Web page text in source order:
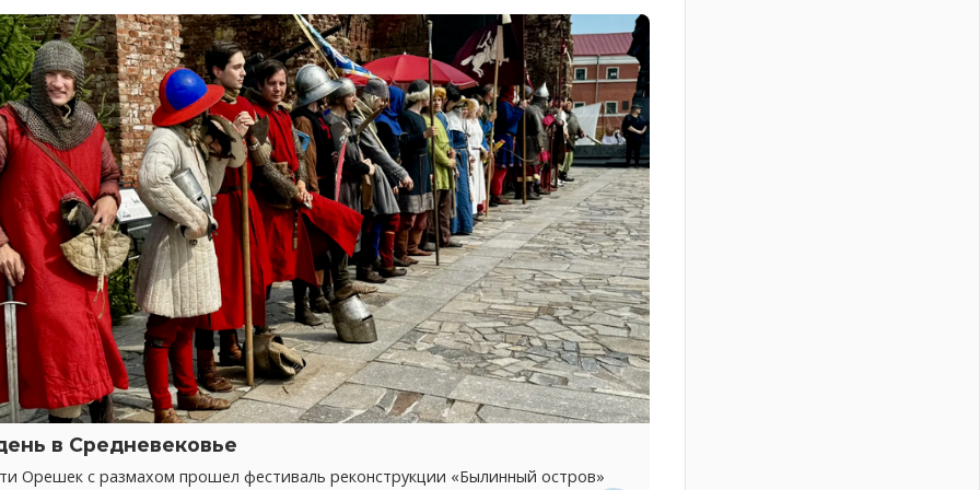
в Средневековье
Орешек с размахом прошел фестиваль реконструкции «Былинный остров»